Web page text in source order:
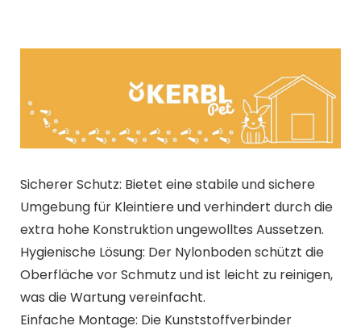
Sicherer Schutz: Bietet eine stabile und sichere
Umgebung für Kleintiere und verhindert durch die
extra hohe Konstruktion ungewolltes Aussetzen.
Hygienische Lösung: Der Nylonboden schützt die
Oberfläche vor Schmutz und ist leicht zu reinigen,
was die Wartung vereinfacht.
Einfache Montage: Die Kunststoffverbinder